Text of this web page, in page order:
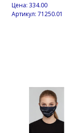
Цена: 334.00
Артикул: 71250.01